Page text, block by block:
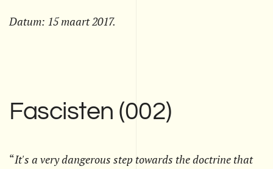
Datum: 15 maart 2017.
Fascisten (002)
“It's a very dangerous step towards the doctrine that